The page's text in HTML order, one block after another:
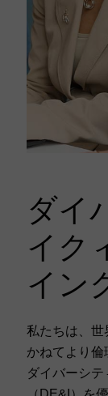
ダイ
イク
イン
私たちは、世
かねてより倫
ダイバーシ